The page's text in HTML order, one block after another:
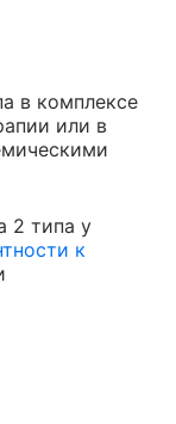
в комплексе
или в
2 типа у
к